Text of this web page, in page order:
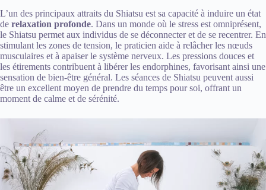
L’un des principaux attraits du Shiatsu est sa capacité à induire un état
de relaxation profonde. Dans un monde où le stress est omniprésent,
le Shiatsu permet aux individus de se déconnecter et de se recentrer. En
stimulant les zones de tension, le praticien aide à relâcher les nœuds
musculaires et à apaiser le système nerveux. Les pressions douces et
les étirements contribuent à libérer les endorphines, favorisant ainsi une
sensation de bien-être général. Les séances de Shiatsu peuvent aussi
être un excellent moyen de prendre du temps pour soi, offrant un
moment de calme et de sérénité.